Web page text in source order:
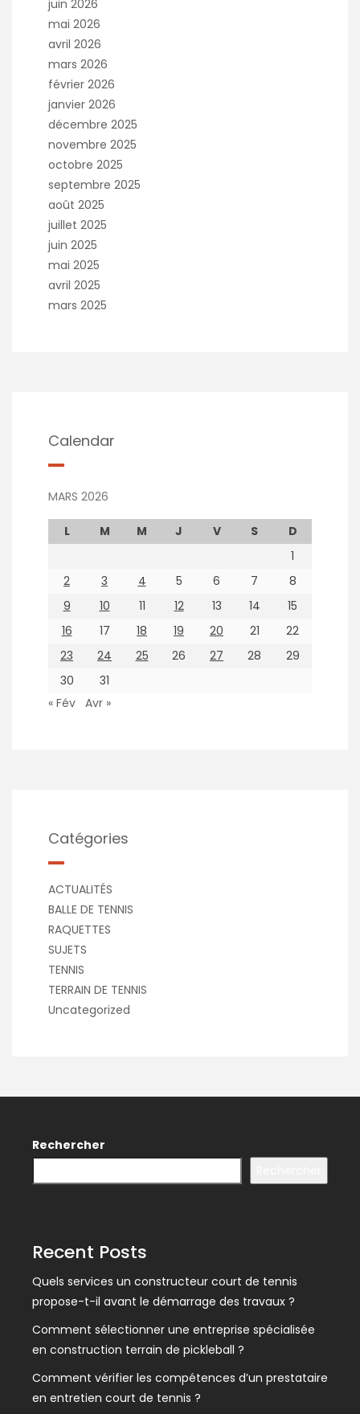
juin 2026
mai 2026
avril 2026
mars 2026
février 2026
janvier 2026
décembre 2025
novembre 2025
octobre 2025
septembre 2025
août 2025
juillet 2025
juin 2025
mai 2025
avril 2025
mars 2025
Calendar
MARS 2026
L M M J V S
D
1
2
3 4 5 6 7
8
9
10 11 12 13 14
15
16
17 18 19 20 21
22
23
24 25 26 27 28
29
30
31
« Fév Avr »
Catégories
ACTUALITÉS
BALLE DE TENNIS
RAQUETTES
SUJETS
TENNIS
TERRAIN DE TENNIS
Uncategorized
Rechercher
Recent Posts
Quels services un constructeur court de tennis
propose-t-il avant le démarrage des travaux ?
Comment sélectionner une entreprise spécialisée
en construction terrain de pickleball ?
Comment vérifier les compétences d’un prestataire
en entretien court de tennis ?